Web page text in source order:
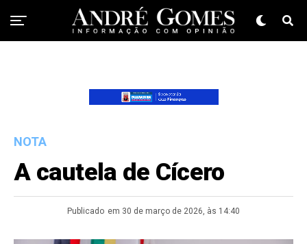
NOTA
A cautela de Cícero
Publicado em 30 de março de 2026, às 14:40